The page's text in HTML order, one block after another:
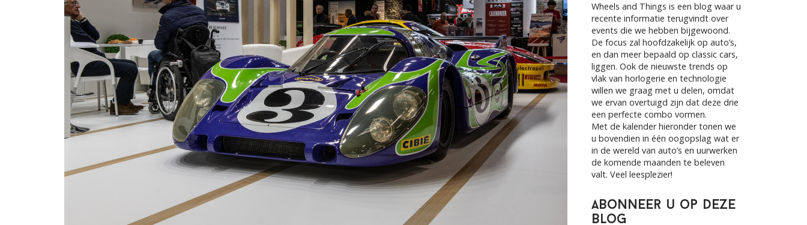
o
r
:
Wheels and Things is een blog waar u
recente informatie terugvindt over
events die we hebben bijgewoond.
De focus zal hoofdzakelijk op auto’s,
en dan meer bepaald op classic cars,
liggen. Ook de nieuwste trends op
vlak van horlogerie en technologie
willen we graag met u delen, omdat
we ervan overtuigd zijn dat deze drie
een perfecte combo vormen.
Met de kalender hieronder tonen we
u bovendien in één oogopslag wat er
in de wereld van auto’s en uurwerken
de komende maanden te beleven
valt. Veel leesplezier!
Abonneer u op deze
blog